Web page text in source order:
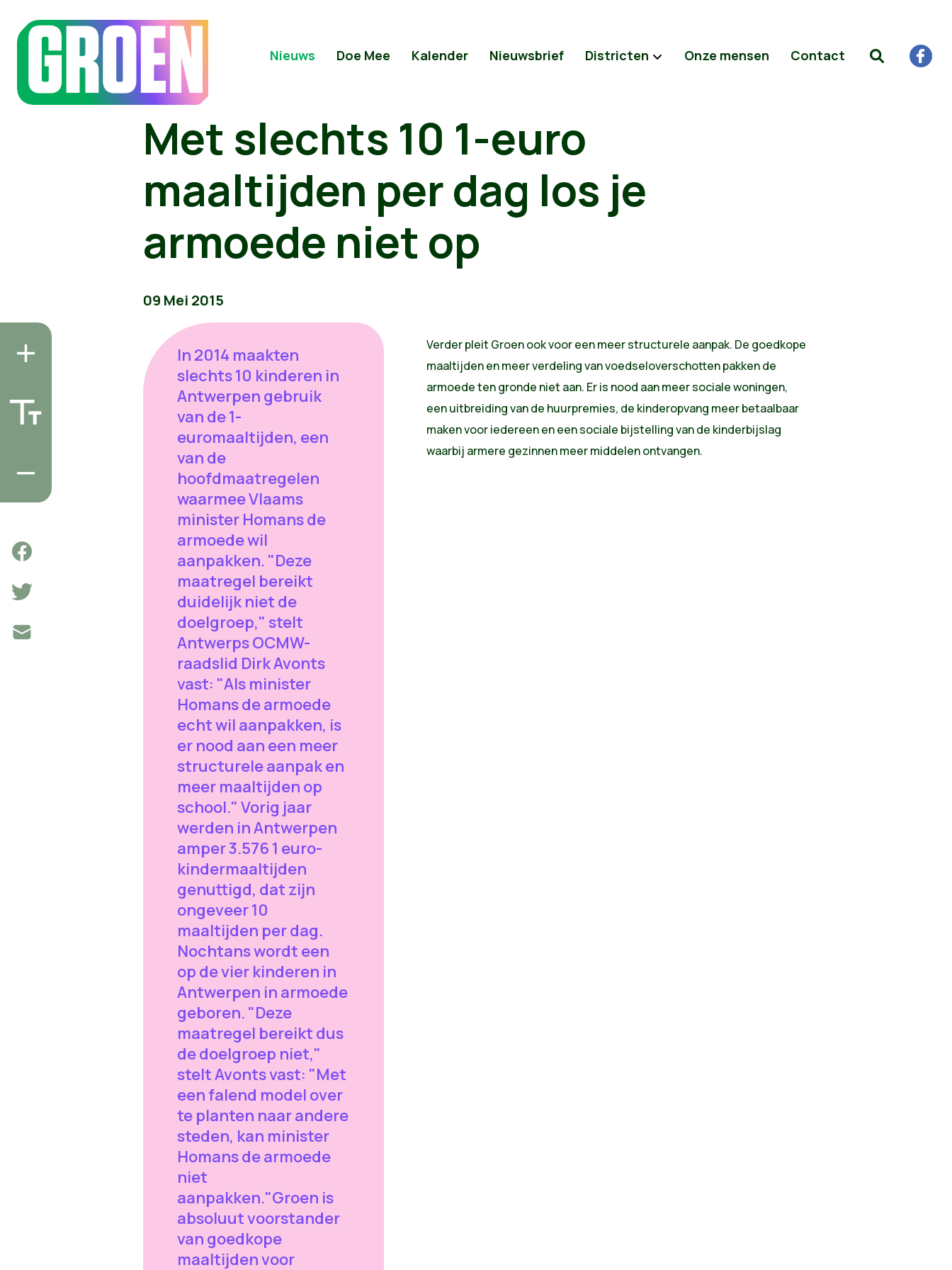
Nieuws Doe Mee Kalender Nieuwsbrief Districten Onze mensen Contact
Met slechts 10 1-euro
maaltijden per dag los je
armoede niet op
09 Mei 2015
In 2014 maakten
slechts 10 kinderen in
Antwerpen gebruik
van de 1-
euromaaltijden, een
van de
hoofdmaatregelen
waarmee Vlaams
minister Homans de
armoede wil
aanpakken. "Deze
maatregel bereikt
duidelijk niet de
doelgroep," stelt
Antwerps OCMW-
raadslid Dirk Avonts
vast: "Als minister
Homans de armoede
echt wil aanpakken, is
er nood aan een meer
structurele aanpak en
meer maaltijden op
school." Vorig jaar
werden in Antwerpen
amper 3.576 1 euro-
kindermaaltijden
genuttigd, dat zijn
ongeveer 10
maaltijden per dag.
Nochtans wordt een
op de vier kinderen in
Antwerpen in armoede
geboren. "Deze
maatregel bereikt dus
de doelgroep niet,"
stelt Avonts vast: "Met
een falend model over
te planten naar andere
steden, kan minister
Homans de armoede
niet
aanpakken."Groen is
absoluut voorstander
van goedkope
maaltijden voor
Verderpleit Groenookvooreenmeerstructurele aanpak. De goedkope
maaltijdenenmeerverdelingvanvoedseloverschottenpakkende
armoedetengronde niet aan. Eris nood aanmeersocialewoningen,
eenuitbreidingvan de huurpremies, de kinderopvang meerbetaalbaar
makenvooriedereeneneensociale bijstellingvan de kinderbijslag
waarbij armere gezinnenmeermiddelenontvangen.